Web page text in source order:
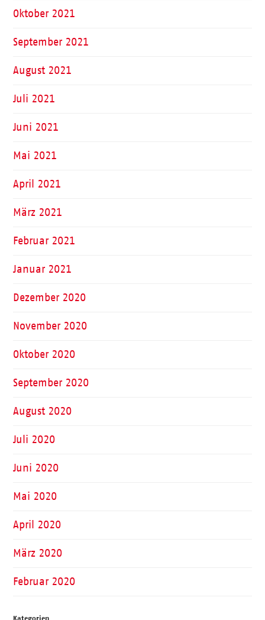
Oktober 2021
September 2021
August 2021
Juli 2021
Juni 2021
Mai 2021
April 2021
März 2021
Februar 2021
Januar 2021
Dezember 2020
November 2020
Oktober 2020
September 2020
August 2020
Juli 2020
Juni 2020
Mai 2020
April 2020
März 2020
Februar 2020